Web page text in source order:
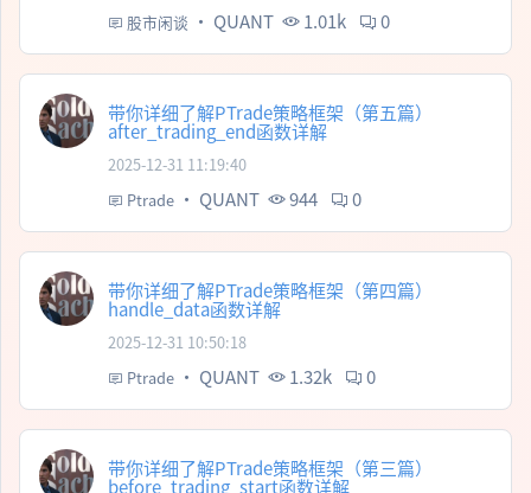
股市闲谈 · QUANT 1.01k 0
带你详细了解PTrade策略框架（第五篇）
after_trading_end函数详解
2025-12-31 11:19:40
Ptrade · QUANT 944 0
带你详细了解PTrade策略框架（第四篇）
handle_data函数详解
2025-12-31 10:50:18
Ptrade · QUANT 1.32k 0
带你详细了解PTrade策略框架（第三篇）
before_trading_start函数详解